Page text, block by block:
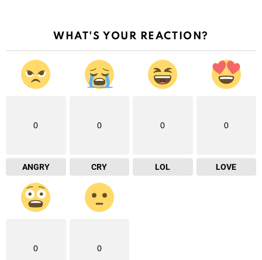
WHAT'S YOUR REACTION?
0
ANGRY
0
CRY
0
LOL
0
LOVE
0 0